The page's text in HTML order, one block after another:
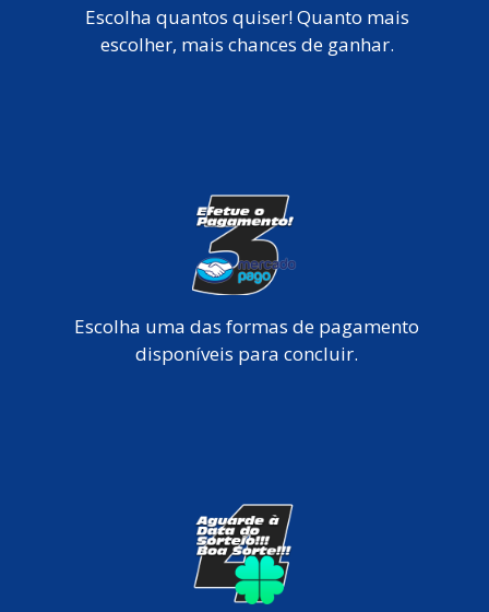
Escolha quantos quiser! Quanto mais
escolher, mais chances de ganhar.
Escolha uma das formas de pagamento
disponíveis para concluir.